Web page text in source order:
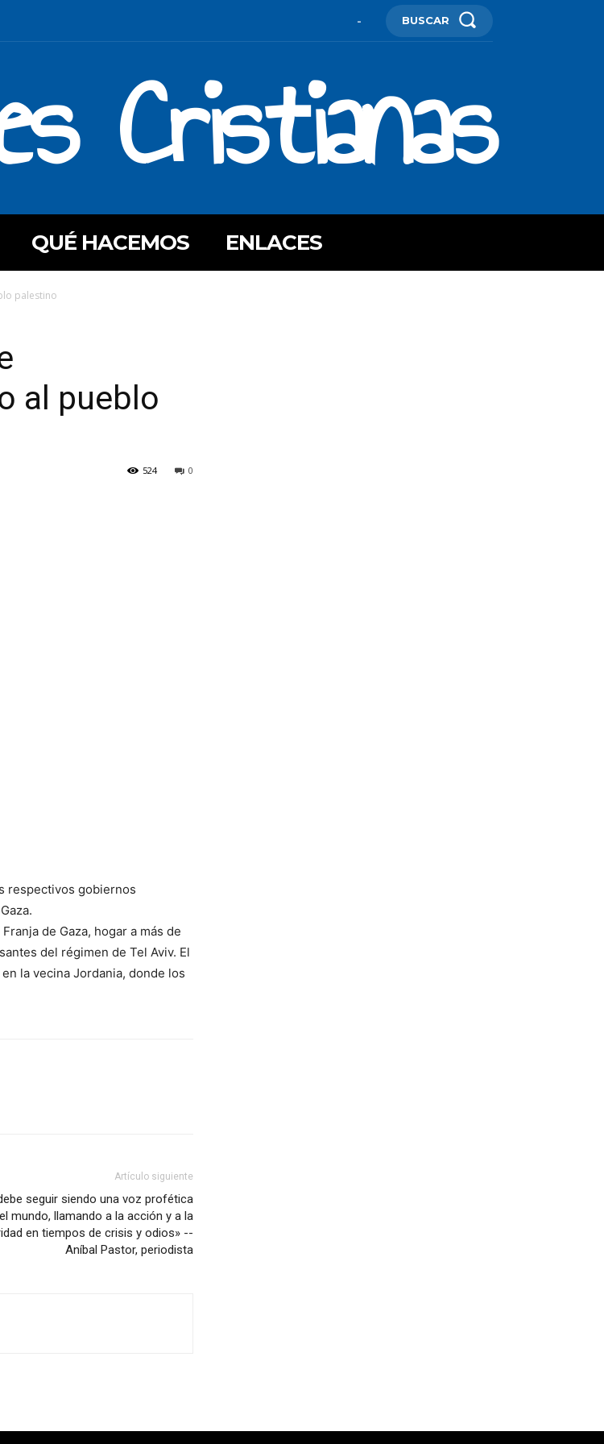
- BUSCAR
Cristianas
QUÉ HACEMOS ENLACES
palestino
al pueblo
0
524
respectivos gobiernos
de Gaza, hogar a más de
del régimen de Tel Aviv. El
la vecina Jordania, donde los
Artículo siguiente
seguir siendo una voz profética
mundo, llamando a la acción y a la
en tiempos de crisis y odios» --
Aníbal Pastor, periodista